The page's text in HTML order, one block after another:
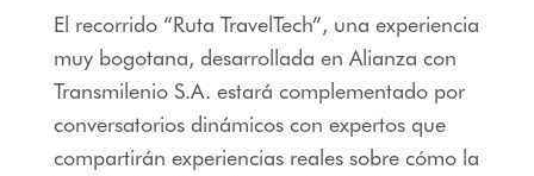
El recorrido “Ruta TravelTech”, una experiencia
muy bogotana, desarrollada en Alianza con
Transmilenio S.A. estará complementado por
conversatorios dinámicos con expertos que
compartirán experiencias reales sobre cómo la